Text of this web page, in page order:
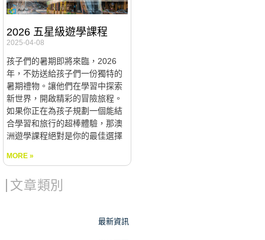
2026 五星級遊學課程
2025-04-08
孩子們的暑期即將來臨，2026
年，不妨送給孩子們一份獨特的
暑期禮物。讓他們在學習中探索
新世界，開啟精彩的冒險旅程。
如果你正在為孩子規劃一個能結
合學習和旅行的超棒體驗，那澳
洲遊學課程絕對是你的最佳選擇
MORE »
文章類別
最新資訊